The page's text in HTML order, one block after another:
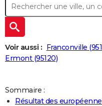
Retraite
Impôts
Epargne
Immobilier
Risques naturels par ville
Banque
Assurance
Crédit
AUTO
Essais
Réserver un essai
Citadines
Berlines
SUV
Forum auto
+
HIGH-TECH
Mobiles
Meilleur smartphone
Internet
Ordinateurs
Jeux vidéo
Guide high-tech
+
BRICOLAGE
Guides de France
Escapades
Patrimoine
Expositions
Musées
Week-end nature
LIFESTYLE
Voir aussi : Franconville
Ermont (95120)
Sommaire :
Résultat des